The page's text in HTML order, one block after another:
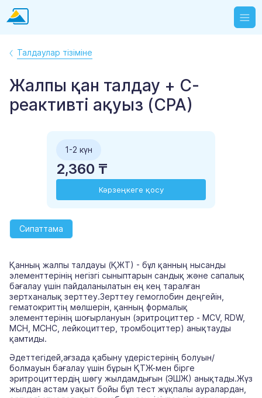
Талдаулар тізіміне
Жалпы қан талдау + С-
реактивті ақуыз (СРА)
1-2 күн
2,360 ₸
Кәрзеңкеге қосу
Сипаттама
Қанның жалпы талдауы (ҚЖТ) - бұл қанның нысанды
элементтерінің негізгі сыныптарын сандық және сапалық
бағалау үшін пайдаланылатын ең кең таралған
зертханалық зерттеу.Зерттеу гемоглобин деңгейін,
гематокриттің мөлшерін, қанның формалық
элементтерінің шоғырлануын (эритроциттер - MCV, RDW,
MCH, MCHC, лейкоциттер, тромбоциттер) анықтауды
қамтиды.
Әдеттегідей,ағзада қабыну үдерістерінің болуын/
болмауын бағалау үшін бұрын ҚТЖ-мен бірге
эритроциттердің шөгу жылдамдығын (ЭШЖ) анықтады.Жүз
жылдан астам уақыт бойы бұл тест жұқпалы ауралардан,